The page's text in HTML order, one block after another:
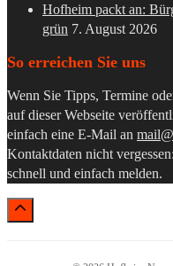
Hofheim packt an:
grün 7. August 2026
So erreichen Sie uns
Wenn Sie Tipps, Termine
auf dieser Webseite
einfach eine E-Mail an
Kontaktdaten nicht
schnell und einfach melden.